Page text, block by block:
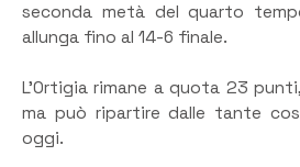
seconda metà del quarto
allunga fino al 14-6 finale.
L’Ortigia rimane a quota 23
ma può ripartire dalle tante
oggi.